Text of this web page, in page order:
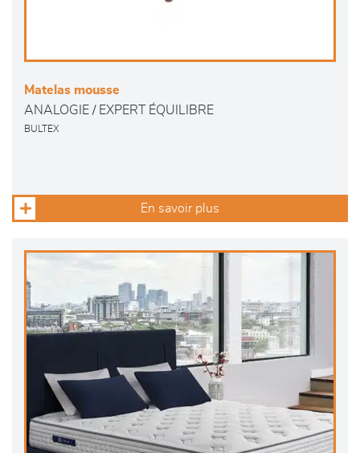
Matelas mousse
ANALOGIE / EXPERT ÉQUILIBRE
BULTEX
En savoir plus